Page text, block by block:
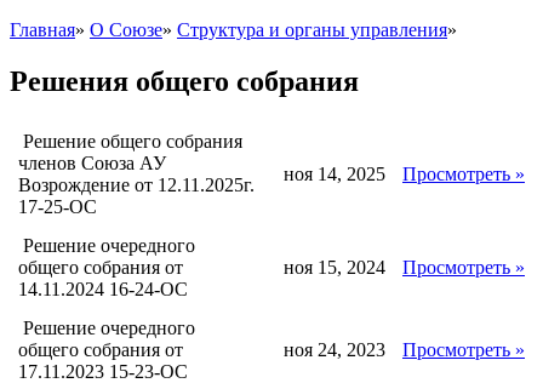
Главная» О Союзе» Структура и органы управления»
Решения общего собрания
Решение общего собрания
членов Союза АУ
Возрождение от 12.11.2025г.
17-25-ОС
ноя 14, 2025 Просмотреть »
Решение очередного
общего собрания от
14.11.2024 16-24-ОС
ноя 15, 2024 Просмотреть »
Решение очередного
общего собрания от
17.11.2023 15-23-ОС
ноя 24, 2023 Просмотреть »